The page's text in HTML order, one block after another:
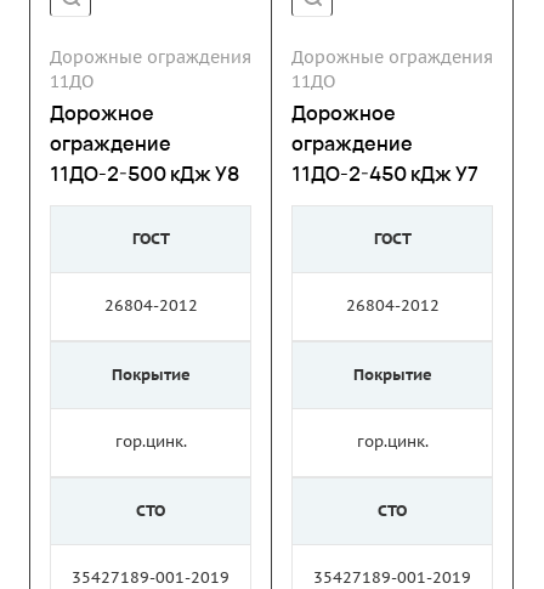
Дорожные ограждения
11ДО
Дорожное
ограждение
11ДО-2-500 кДж У8
ГОСТ
26804-2012
Покрытие
гор.цинк.
СТО
35427189-001-2019
Дорожные ограждения
11ДО
Дорожное
ограждение
11ДО-2-450 кДж У7
ГОСТ
26804-2012
Покрытие
гор.цинк.
СТО
35427189-001-2019